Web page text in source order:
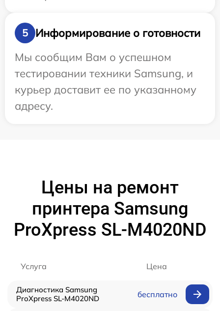
5
Информирование о готовности
Мы сообщим Вам о успешном
тестировании техники Samsung, и
курьер доставит ее по указанному
адресу.
Цены на ремонт
принтера Samsung
ProXpress SL-M4020ND
Услуга Цена
Диагностика Samsung
ProXpress SL-M4020ND
бесплатно